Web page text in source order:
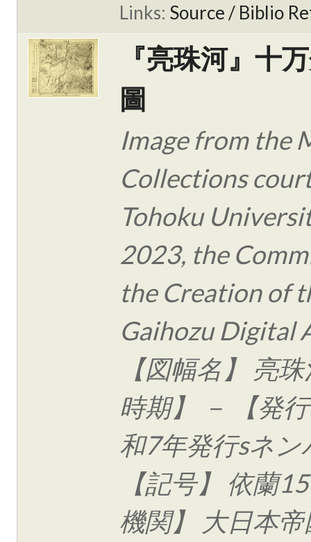
Links: Source / Biblio
『亮珠河』十
圖
Image from the
Collections
Tohoku
2023, the
the Creation of
Gaihozu Digital
【図幅名】 亮
時期】 － 【発
和7年発行sネ
【記号】 依蘭
機関】 大日本